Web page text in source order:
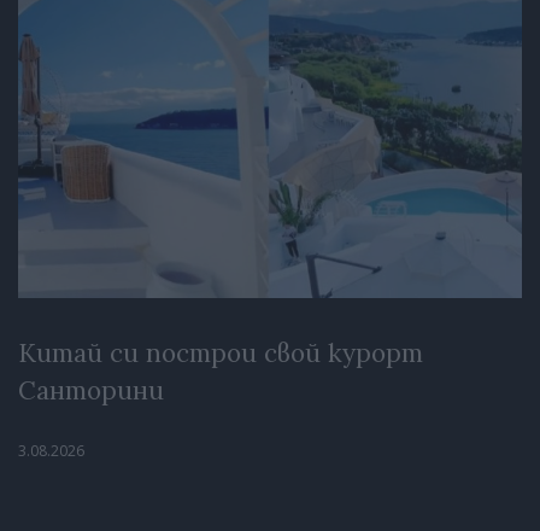
Китай си построи свой курорт
Санторини
3.08.2026